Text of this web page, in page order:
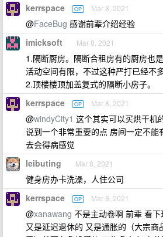
kerrspace OP Mar 8, 2021
@FaceBug 感谢前辈介绍经验
imicksoft Mar 8, 2021
1.隔断厨房。隔断合租房有的厨房也
活动空间有限，不过这种严打已经不
2.顶楼楼顶加盖复式的隔断小房子。
kerrspace OP Mar 8, 2021
@windyCity1 这个其实可以买烘干机
说到一个非常重要的点 房间一定不
去会得病感觉
leibuting Mar 8, 2021
健身房办卡洗澡，人住公司
kerrspace OP Mar 8, 2021
@xanawang 不是主动卷啊 前辈 看
又是延迟退休的 又是通胀的（大宗